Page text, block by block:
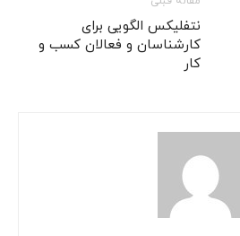
نتفلیکس الگویی برای
کارشناسان و فعالان کسب و
کار